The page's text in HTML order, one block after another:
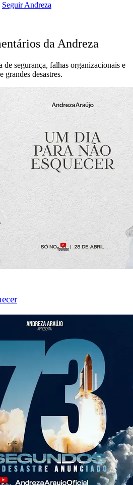
Seguir Andreza
da Andreza
de segurança, falhas organizacionais e
grandes desastres.